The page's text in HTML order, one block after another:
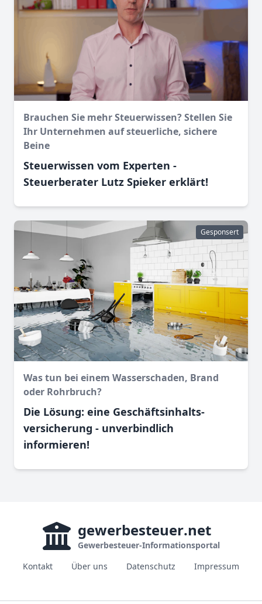
Brauchen Sie mehr Steuerwissen? Stellen Sie
Ihr Unternehmen auf steuerliche, sichere
Beine
Steuerwissen vom Experten -
Steuerberater Lutz Spieker erklärt!
Gesponsert
Was tun bei einem Wasser­schaden, Brand
oder Rohr­bruch?
Die Lösung: eine Geschäftsinhalts­
versicherung - unverbindlich
informieren!
gewerbesteuer.net
Gewerbesteuer-Informationsportal
Kontakt
Über uns Datenschutz Impressum